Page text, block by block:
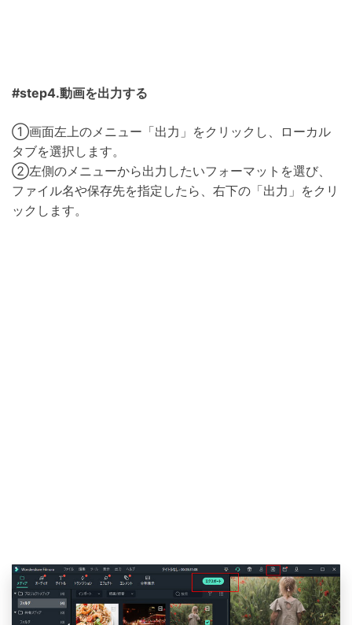
#step4.動画を出力する
①画面左上のメニュー「出力」をクリックし、ローカル
タブを選択します。
②左側のメニューから出力したいフォーマットを選び、
ファイル名や保存先を指定したら、右下の「出力」をクリ
ックします。